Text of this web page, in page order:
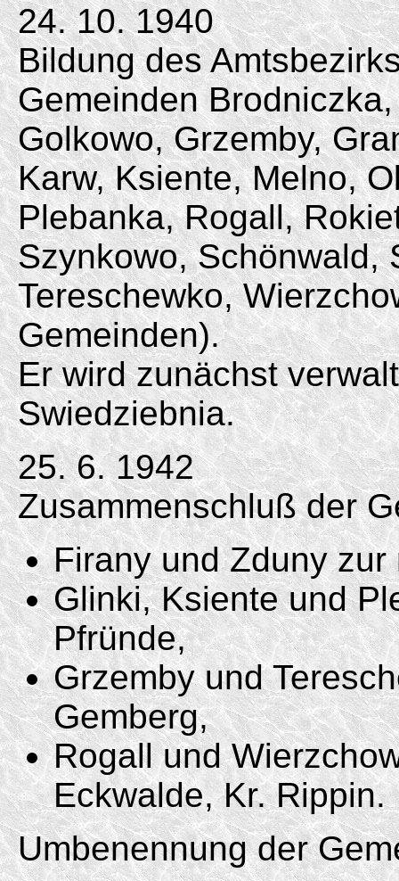
24. 10. 1940
Bildung des
Gemeinden
Golkowo, Grzemby,
Karw, Ksiente, Melno,
Plebanka, Rogall,
Szynkowo, Schönwald,
Tereschewko,
Gemeinden).
Er wird zunächst
Swiedziebnia.
25. 6. 1942
Zusammenschluß der
Firany und Zduny
Glinki, Ksiente und
Pfründe,
Grzemby und
Gemberg,
Rogall und
Eckwalde, Kr. Rippin.
Umbenennung der